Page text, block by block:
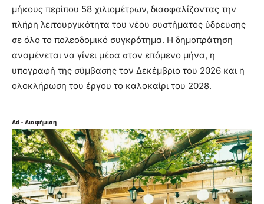
μήκους περίπου 58 χιλιομέτρων, διασφαλίζοντας την
πλήρη λειτουργικότητα του νέου συστήματος ύδρευσης
σε όλο το πολεοδομικό συγκρότημα. Η δημοπράτηση
αναμένεται να γίνει μέσα στον επόμενο μήνα, η
υπογραφή της σύμβασης τον Δεκέμβριο του 2026 και η
ολοκλήρωση του έργου το καλοκαίρι του 2028.
Ad - Διαφήμιση